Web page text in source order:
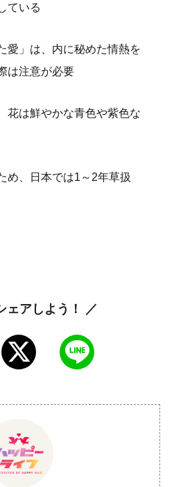
ている
愛」は、内に秘めた情熱を
は注意が必要
花は鮮やかな青色や紫色な
め、日本では1～2年草扱
ェアしよう！ ／